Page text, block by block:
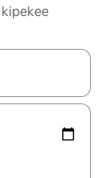
kipekee
vitufe vya